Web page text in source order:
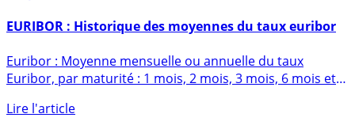
Euribor : Moyenne mensuelle ou annuelle du taux
Euribor, par maturité : 1 mois, 2 mois, 3 mois, 6 mois et
un (...)